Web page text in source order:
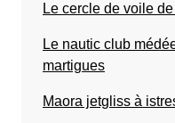
Le cercle de voile
Le nautic club
martigues
Maora jetgliss à